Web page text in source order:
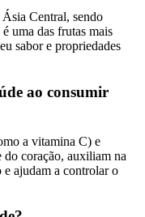
Central, sendo
uma das frutas mais
sabor e propriedades
ao consumir
a vitamina C) e
do coração, auxiliam na
ajudam a controlar o